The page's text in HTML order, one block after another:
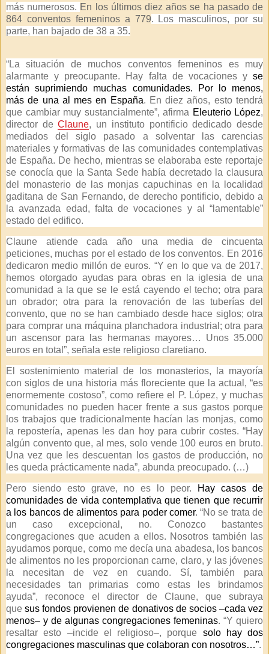
más numerosos. En los últimos diez años se ha pasado de
864 conventos femeninos a 779. Los masculinos, por su
parte, han bajado de 38 a 35.
“La situación de muchos conventos femeninos es muy
alarmante y preocupante. Hay falta de vocaciones y se
están suprimiendo muchas comunidades. Por lo menos,
más de una al mes en España. En diez años, esto tendrá
que cambiar muy sustancialmente”, afirma Eleuterio López,
director deClaune, un instituto pontificio dedicado desde
mediados del siglo pasado a solventar las carencias
materiales y formativas de las comunidades contemplativas
de España. De hecho, mientras se elaboraba este reportaje
se conocía que la Santa Sede había decretado la clausura
del monasterio de las monjas capuchinas en la localidad
gaditana de San Fernando, de derecho pontificio, debido a
la avanzada edad, falta de vocaciones y al “lamentable”
estado del edifico.
Claune atiende cada año una media de cincuenta
peticiones, muchas por el estado de los conventos. En 2016
dedicaron medio millón de euros. “Y en lo que va de 2017,
hemos otorgado ayudas para obras en la iglesia de una
comunidad a la que se le está cayendo el techo; otra para
un obrador; otra para la renovación de las tuberías del
convento, que no se han cambiado desde hace siglos; otra
para comprar una máquina planchadora industrial; otra para
un ascensor para las hermanas mayores… Unos 35.000
euros en total”, señala este religioso claretiano.
El sostenimiento material de los monasterios, la mayoría
con siglos de una historia más floreciente que la actual, “es
enormemente costoso”, como refiere el P. López, y muchas
comunidades no pueden hacer frente a sus gastos porque
los trabajos que tradicionalmente hacían las monjas, como
la repostería, apenas les dan hoy para cubrir costes. “Hay
algún convento que, al mes, solo vende 100 euros en bruto.
Una vez que les descuentan los gastos de producción, no
les queda prácticamente nada”, abunda preocupado. (…)
Pero siendo esto grave, no es lo peor.
Hay casos de
comunidades de vida contemplativa que tienen que recurrir
a los bancos de alimentos para poder comer. “No se trata de
un caso excepcional, no. Conozco bastantes
congregaciones que acuden a ellos. Nosotros también las
ayudamos porque, como me decía una abadesa, los bancos
de alimentos no les proporcionan carne, claro, y las jóvenes
la necesitan de vez en cuando. Sí, también para
necesidades tan primarias como estas les brindamos
ayuda”, reconoce el director de Claune, que subraya
quesus fondos provienen de donativos de socios –cada vez
menos– y de algunas congregaciones femeninas. “Y quiero
resaltar esto –incide el religioso–, porque solo hay dos
congregaciones masculinas que colaboran con nosotros…”.